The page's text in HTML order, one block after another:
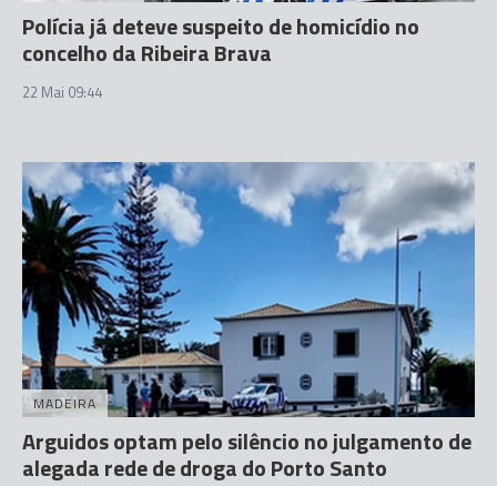
Polícia já deteve suspeito de homicídio no
concelho da Ribeira Brava
22 Mai 09:44
MADEIRA
Arguidos optam pelo silêncio no julgamento de
alegada rede de droga do Porto Santo